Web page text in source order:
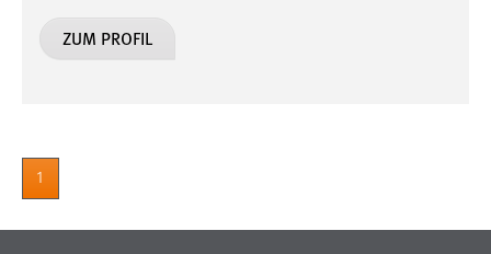
ZUM PROFIL
1